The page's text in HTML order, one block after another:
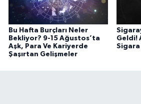
Bu Hafta Burçları Neler
Bekliyor? 9-15 Ağustos’ta
Aşk, Para Ve Kariyerde
Şaşırtan Gelişmeler
Geldi!
Sigara